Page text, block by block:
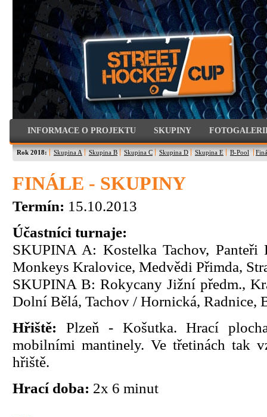
INFORMACE O PROJEKTU SKUPINY
Rok 2018: Skupina A Skupina B Skupina C Skupina D Skupina E B-Pool
FINÁLE - SKUPINY
Termín: 15.10.2013
Účastníci turnaje:
SKUPINA A: Kostelka Tachov, Panteři
Monkeys Kralovice, Medvědi Přimda,
SKUPINA B: Rokycany Jižní předm.,
Dolní Bělá, Tachov / Hornická, Radnice,
Hřiště: Plzeň - Košutka. Hrací
mobilními mantinely. Ve třetinách tak
hřiště.
Hrací doba: 2x 6 minut